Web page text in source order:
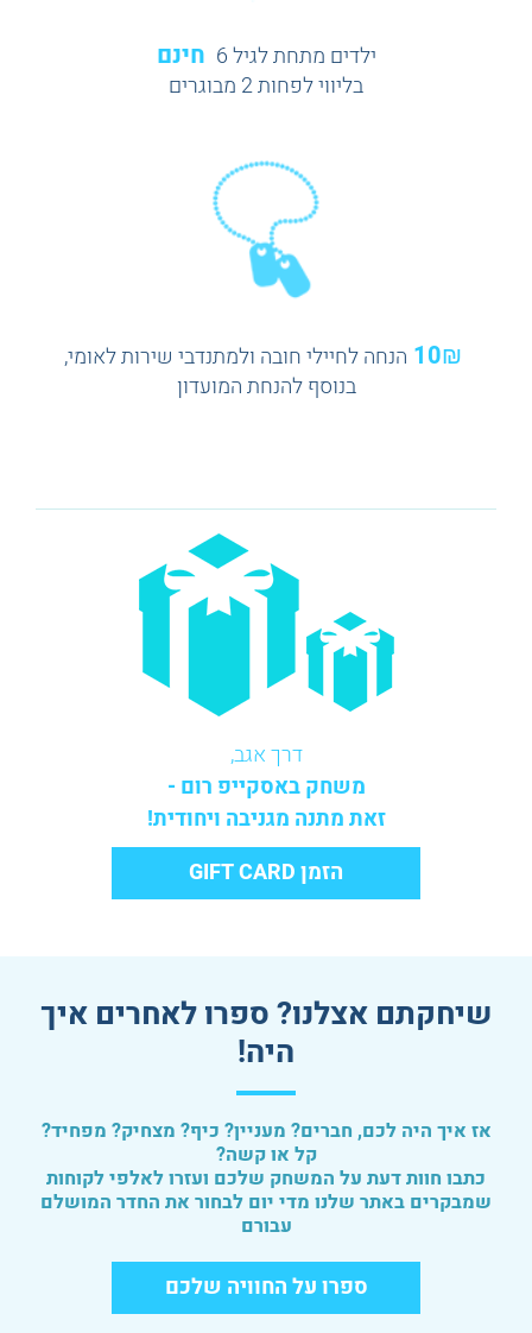
ילדים מתחת לגיל 6 חינם
בליווי לפחות 2 מבוגרים
10₪ הנחה לחיילי חובה ולמתנדבי שירות לאומי,
בנוסף להנחת המועדון
דרך אגב,
משחק באסקייפ רום -
זאת מתנה מגניבה ויחודית!
הזמן GIFT CARD
שיחקתם אצלנו? ספרו לאחרים איך
היה!
אז איך היה לכם, חברים? מעניין? כיף? מצחיק? מפחיד?
קל או קשה?
כתבו חוות דעת על המשחק שלכם ועזרו לאלפי לקוחות
שמבקרים באתר שלנו מדי יום לבחור את החדר המושלם
עבורם
ספרו על החוויה שלכם